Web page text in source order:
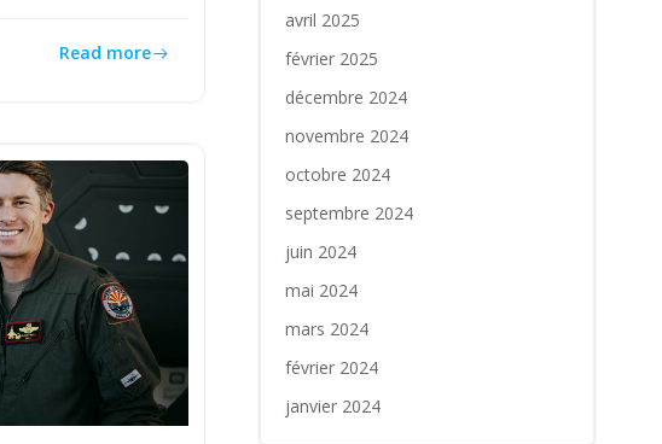
Read more
avril 2025
février 2025
décembre 2024
novembre 2024
octobre 2024
septembre 2024
juin 2024
mai 2024
mars 2024
février 2024
janvier 2024